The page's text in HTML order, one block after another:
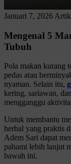
Januari 7, 2026
Mengenal 5
Tubuh
Pola makan kurang
pedas atau
nyaman. Selain itu,
kering, sariawan,
mengganggu
Untuk membantu
herbal yang praktis
Adem Sari dapat
pahami lebih lanjut
bawah ini.